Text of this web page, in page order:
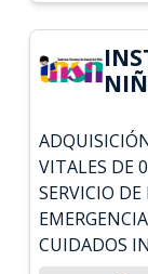
VITALES DE
SERVICIO
CUIDADOS